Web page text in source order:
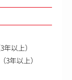
以上）
年以上）